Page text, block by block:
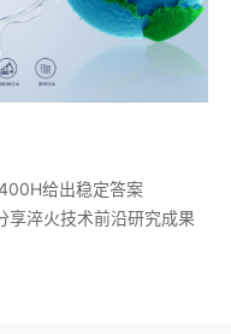
给出稳定答案
享淬火技术前沿研究成果